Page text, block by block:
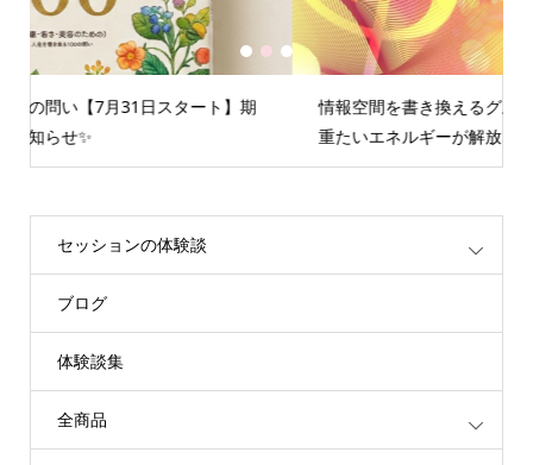
情報空間を書き換えるグループセッション☆聞くたびに
重たいエネルギーが解放されます
1 2 3
セッションの体験談
ブログ
体験談集
全商品